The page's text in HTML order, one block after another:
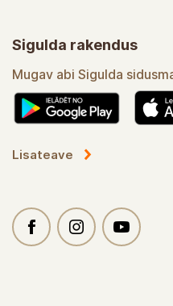
Sigulda rakendus
Mugav abi Sigulda
Lisateave